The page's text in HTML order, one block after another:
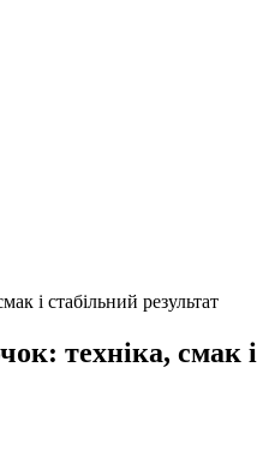
і стабільний результат
техніка, смак